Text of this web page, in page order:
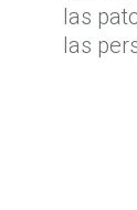
las
las